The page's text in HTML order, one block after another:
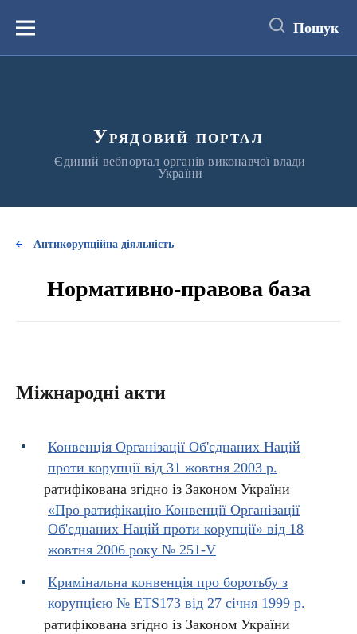
вмістуМеню Пошук
Урядовий портал
Єдиний вебпортал органів виконавчої влади
України
Антикорупційна діяльність
Нормативно-правова база
Міжнародні акти
Конвенція Організації Об'єднаних Націй
проти корупції від 31 жовтня 2003 р.
ратифікована згідно із Законом України
«Про ратифікацію Конвенції Організації
Об'єднаних Націй проти корупції» від 18
жовтня 2006 року № 251-V
Кримінальна конвенція про боротьбу з
корупцією № ETS173 від 27 січня 1999 р.
ратифікована згідно із Законом України